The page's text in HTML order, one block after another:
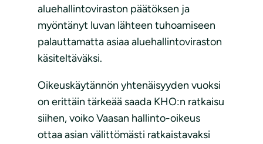
aluehallintoviraston päätöksen ja
myöntänyt luvan lähteen tuhoamiseen
palauttamatta asiaa aluehallintoviraston
käsiteltäväksi.
Oikeuskäytännön yhtenäisyyden vuoksi
on erittäin tärkeää saada KHO:n ratkaisu
siihen, voiko Vaasan hallinto-oikeus
ottaa asian välittömästi ratkaistavaksi